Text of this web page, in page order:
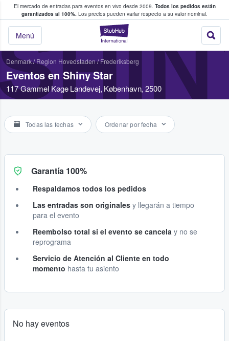
El mercado de entradas para eventos en vivo desde 2009. Todos los pedidos están
garantizados al 100%. Los precios pueden variar respecto a su valor nominal.
StubHub:
Menú
y venta de entradas entre fans
Denmark/Region Hovedstaden/Frederiksberg
Eventos en Shiny Star
117 Gammel Køge Landevej, København, 2500
Todas las fechas Ordenar por fecha
Garantía 100%
Respaldamos todos los pedidos
Las entradas son originales y llegarán a tiempo
para el evento
Reembolso total si el evento se cancela y no se
reprograma
Servicio de Atención al Cliente en todo
momento hasta tu asiento
No hay eventos